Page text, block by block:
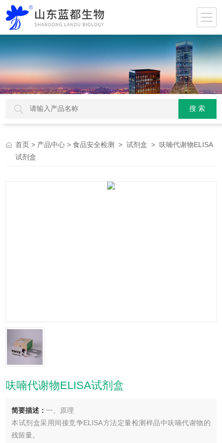
首页 > 产品中心 >食品安全检测 >试剂盒 > 呋喃代谢物ELISA
试剂盒
呋喃代谢物ELISA试剂盒
简要描述：一、原理
本试剂盒采用间接竞争ELISA方法定量检测样品中呋喃代谢物的
残留量。